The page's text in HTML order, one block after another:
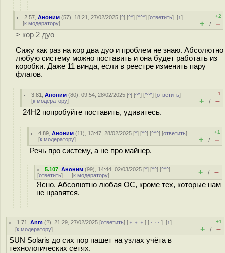
2.57 ,Аноним (57), 18:21, 27/02/2025 [^] [^^] [^^^] [ответить][↑]
[к модератору]
+2
+ / –
> кор 2 дуо
Сижу как раз на кор два дуо и проблем не знаю. Абсолютно
любую систему можно поставить и она будет работать из
коробки. Даже 11 винда, если в реестре изменить пару
флагов.
3.81 ,Аноним (80), 09:54, 28/02/2025 [^] [^^] [^^^] [ответить]
[к модератору]
–1
+ / –
24H2 попробуйте поставить, удивитесь.
4.89 ,Аноним (11), 13:47, 28/02/2025 [^] [^^] [^^^] [ответить]
[к модератору]
+1
+ / –
Речь про систему, а не про майнер.
5.107 ,Аноним (99), 14:44, 02/03/2025 [^] [^^] [^^^]
[ответить] [к модератору] + / –
Ясно. Абсолютно любая ОС, кроме тех, которые нам
не нравятся.
1.71 ,Anm (?), 21:29, 27/02/2025 [ответить] [ ﹢﹢﹢] [ · · ·][↑]
[к модератору]
+1
+ / –
SUN Solaris до сих пор пашет на узлах учёта в
технологических сетях.